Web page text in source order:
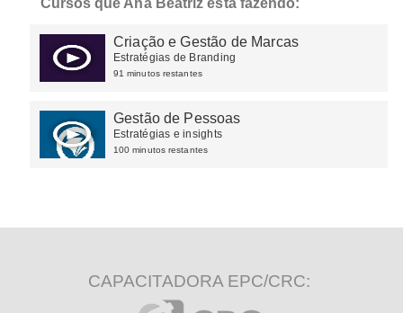
Cursos que Ana Beatriz está fazendo:
Criação e Gestão de Marcas
Estratégias de Branding
91 minutos restantes
Gestão de Pessoas
Estratégias e insights
100 minutos restantes
CAPACITADORA EPC/CRC: